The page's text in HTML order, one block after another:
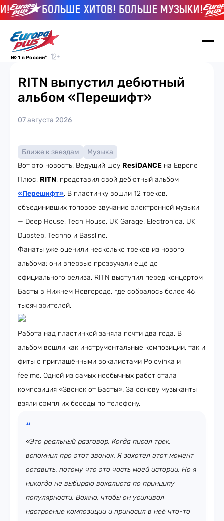
БОЛЬШЕ ХИТОВ! БОЛЬШЕ МУЗЫКИ!
№ 1 в России*
RITN выпустил дебютный
альбом «Перешифт»
07 августа 2026
Ближе к звездам
Музыка
Вот это новость! Ведущий шоу ResiDANCE на Европе
Плюс, RITN, представил свой дебютный альбом
«Перешифт». В пластинку вошли 12 треков,
объединивших топовое звучание электронной музыки
— Deep House, Tech House, UK Garage, Electronica, UK
Dubstep, Techno и Bassline.
Фанаты уже оценили несколько треков из нового
альбома: они впервые прозвучали ещё до
официального релиза. RITN выступил перед концертом
Басты в Нижнем Новгороде, где собралось более 46
тысяч зрителей.
Работа над пластинкой заняла почти два года. В
альбом вошли как инструментальные композиции, так и
фиты с приглашёнными вокалистами Polovinka и
feelme. Одной из самых необычных работ стала
композиция «Звонок от Басты». За основу музыканты
взяли сэмпл их беседы по телефону.
«Это реальный разговор. Когда писал трек,
вспомнил про этот звонок. Я захотел этот момент
оставить, потому что это часть моей истории. Но я
никогда не выбираю вокалиста по принципу
популярности. Важно, чтобы он усиливал
настроение композиции и приносил в неё что-то